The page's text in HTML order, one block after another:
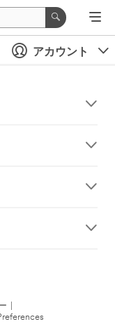
アカウント